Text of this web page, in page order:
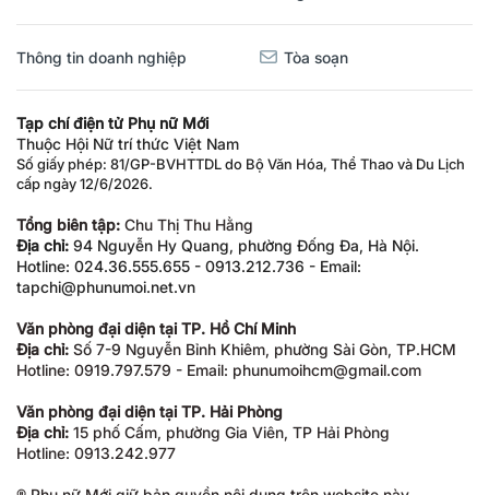
Thông tin doanh nghiệp Tòa soạn
Tạp chí điện tử Phụ nữ Mới
Thuộc Hội Nữ trí thức Việt Nam
Số giấy phép: 81/GP-BVHTTDL do Bộ Văn Hóa, Thể Thao và Du Lịch
cấp ngày 12/6/2026.
Tổng biên tập: Chu Thị Thu Hằng
Địa chỉ: 94 Nguyễn Hy Quang, phường Đống Đa, Hà Nội.
Hotline: 024.36.555.655 - 0913.212.736 - Email:
tapchi@phunumoi.net.vn
Văn phòng đại diện tại TP. Hồ Chí Minh
Địa chỉ: Số 7-9 Nguyễn Bỉnh Khiêm, phường Sài Gòn, TP.HCM
Hotline: 0919.797.579 - Email: phunumoihcm@gmail.com
Văn phòng đại diện tại TP. Hải Phòng
Địa chỉ: 15 phố Cấm, phường Gia Viên, TP Hải Phòng
Hotline: 0913.242.977
® Phụ nữ Mới giữ bản quyền nội dung trên website này.